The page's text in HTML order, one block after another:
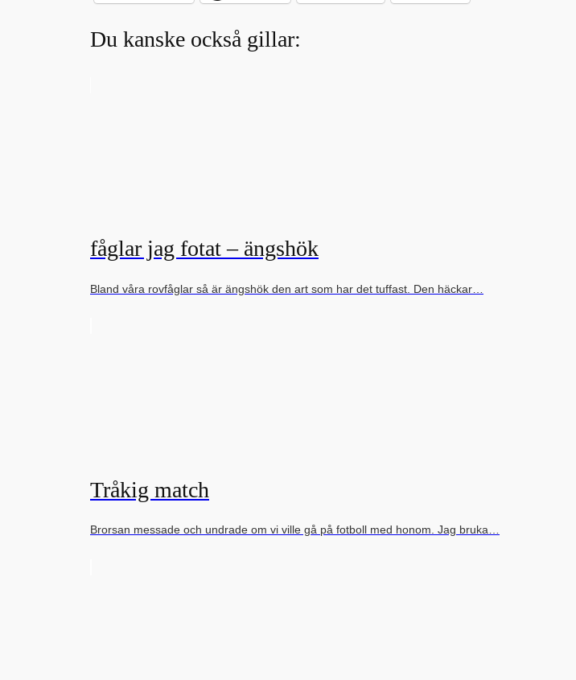
Du kanske också gillar:
fåglar jag fotat – ängshök
Bland våra rovfåglar så är ängshök den art som har det tuffast. Den häckar…
Tråkig match
Brorsan messade och undrade om vi ville gå på fotboll med honom. Jag bruka…